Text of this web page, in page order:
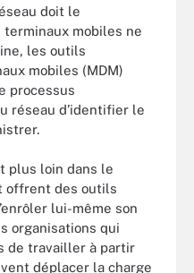
doit le
mobiles ne
les outils
mobiles (MDM)
processus
réseau d’identifier le
plus loin dans le
offrent des outils
lui-même son
organisations qui
de travailler à partir
déplacer la charge